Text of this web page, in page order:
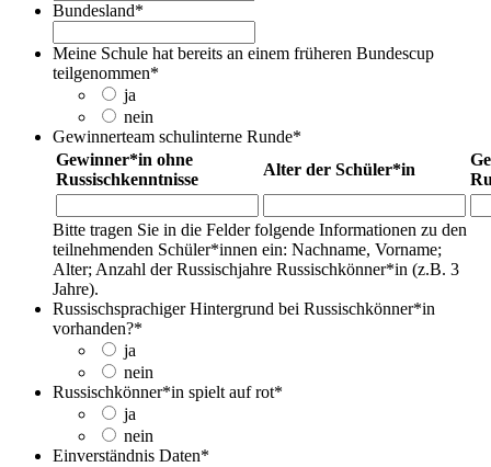
Bundesland*
Meine Schule hat bereits an einem früheren Bundescup
teilgenommen*
ja
nein
Gewinnerteam schulinterne Runde*
Gewinner*in ohne
Russischkenntnisse
Alter der Schüler*in
Bitte tragen Sie in die Felder folgende Informationen zu den
teilnehmenden Schüler*innen ein: Nachname, Vorname;
Alter; Anzahl der Russischjahre Russischkönner*in (z.B. 3
Jahre).
Russischsprachiger Hintergrund bei Russischkönner*in
vorhanden?*
ja
nein
Russischkönner*in spielt auf rot*
ja
nein
Einverständnis Daten*